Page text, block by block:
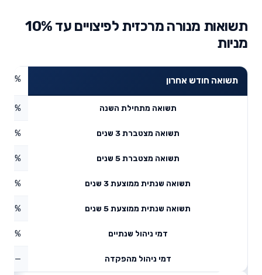
תשואות מנורה מרכזית לפיצויים עד 10%
מניות
תשואה חודש אחרון 1.61%
תשואה מתחילת השנה
תשואה מצטברת 3 שנים
תשואה מצטברת 5 שנים
תשואה שנתית ממוצעת 3 שנים
תשואה שנתית ממוצעת 5 שנים 3.19%
דמי ניהול שנתיים
דמי ניהול מהפקדה —